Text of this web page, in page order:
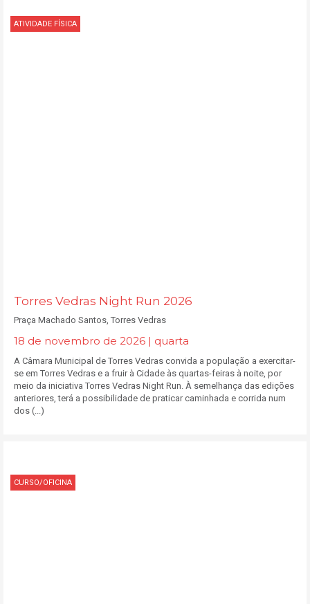
ATIVIDADE FÍSICA
Torres Vedras Night Run 2026
Praça Machado Santos, Torres Vedras
18 de novembro de 2026 | quarta
A Câmara Municipal de Torres Vedras convida a população a exercitar-
se em Torres Vedras e a fruir à Cidade às quartas-feiras à noite, por
meio da iniciativa Torres Vedras Night Run. À semelhança das edições
anteriores, terá a possibilidade de praticar caminhada e corrida num
dos (...)
CURSO/OFICINA